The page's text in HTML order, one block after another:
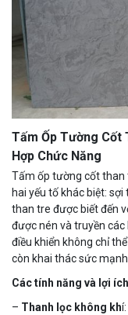
Tấm Ốp Tường Cốt
Hợp Chức Năng
Tấm ốp tường cốt than
hai yếu tố khác biệt:
than tre được biết đến
được nén và truyền
điều khiển không chỉ
còn khai thác sức
Các tính năng và lợi
– Thanh lọc không kh